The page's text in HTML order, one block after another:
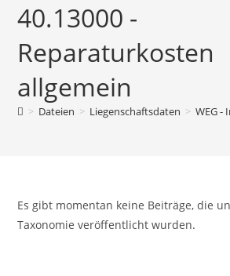
40.13000 -
Reparaturkosten
allgemein
> Dateien > Liegenschaftsdaten > WEG -
Es gibt momentan keine Beiträge, die
Taxonomie veröffentlicht wurden.